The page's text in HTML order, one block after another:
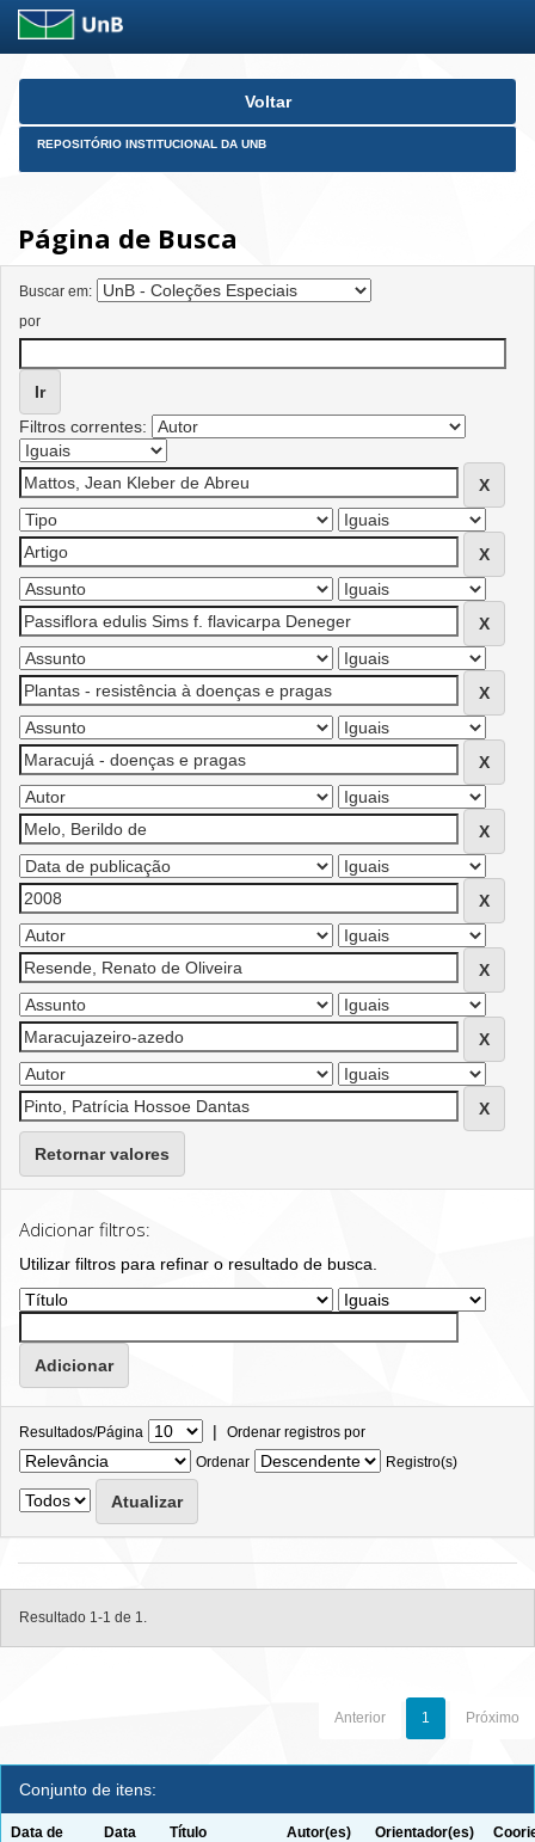
Skip
Voltar
REPOSITÓRIO INSTITUCIONAL DA UNB
Página de Busca
Buscar em:
por
Filtros correntes:
Retornar valores
Adicionar filtros:
Utilizar filtros para refinar o resultado de busca.
Resultados/Página | Ordenar registros por
Ordenar
Registro(s)
Resultado 1-1 de 1.
Anterior 1 Próximo
Conjunto de itens:
Data de
Data
Título Autor(es) Orientador(es)